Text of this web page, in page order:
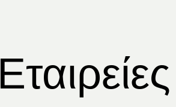
Εταιρείες